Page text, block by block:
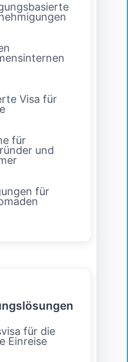
Visa für
für
und
für
für die
Einreise